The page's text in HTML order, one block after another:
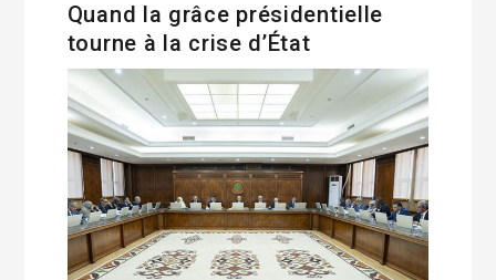
Quand la grâce présidentielle
tourne à la crise d’État